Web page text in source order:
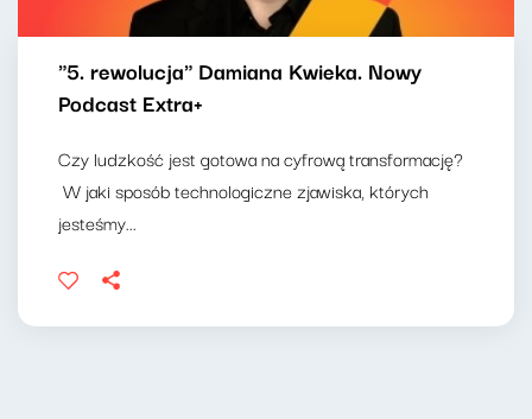
"5. rewolucja" Damiana Kwieka. Nowy
Podcast Extra+
Czy ludzkość jest gotowa na cyfrową transformację?
W jaki sposób technologiczne zjawiska, których
jesteśmy...